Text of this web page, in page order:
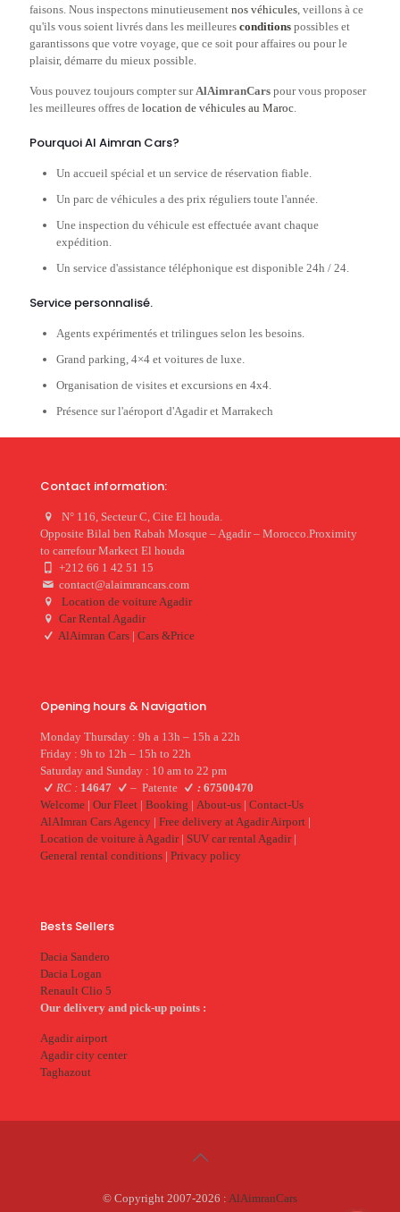
faisons. Nous inspectons minutieusement nos véhicules, veillons à ce
qu'ils vous soient livrés dans les meilleures conditions possibles et
garantissons que votre voyage, que ce soit pour affaires ou pour le
plaisir, démarre du mieux possible.
Vous pouvez toujours compter surAlAimranCars pour vous proposer
les meilleures offres de location de véhicules au Maroc.
Pourquoi Al Aimran Cars?
Un accueil spécial et un service de réservation fiable.
Un parc de véhicules a des prix réguliers toute l'année.
Une inspection du véhicule est effectuée avant chaque
expédition.
Un service d'assistance téléphonique est disponible 24h / 24.
Service personnalisé.
Agents expérimentés et trilingues selon les besoins.
Grand parking, 4×4 et voitures de luxe.
Organisation de visites et excursions en 4x4.
Présence sur l'aéroport d'Agadir et Marrakech
Contact information:
N° 116, Secteur C, Cite El houda.
Opposite Bilal ben Rabah Mosque – Agadir – Morocco.Proximity
to carrefour Markect El houda
+212 66 1 42 51 15
contact@alaimrancars.com
Location de voiture Agadir
Car Rental Agadir
AlAimran Cars |Cars &Price
Opening hours & Navigation
Monday Thursday : 9h a 13h – 15h a 22h
Friday : 9h to 12h – 15h to 22h
Saturday and Sunday : 10 am to 22 pm
RC : 14647 –Patente : 67500470
Welcome | Our Fleet | Booking | About-us | Contact-Us
AlAImran Cars Agency | Free delivery at Agadir Airport |
Location de voiture à Agadir| SUV car rental Agadir|
General rental conditions | Privacy policy
Bests Sellers
Dacia Sandero
Dacia Logan
Renault Clio 5
Our delivery and pick-up points :
Agadir airport
Agadir city center
Taghazout
© Copyright 2007-2026 : AlAimranCars